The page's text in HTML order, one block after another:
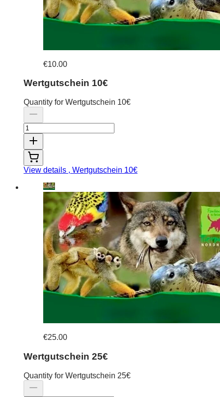
€10.00
Wertgutschein 10€
Quantity for Wertgutschein 10€
View details , Wertgutschein 10€
€25.00
Wertgutschein 25€
Quantity for Wertgutschein 25€